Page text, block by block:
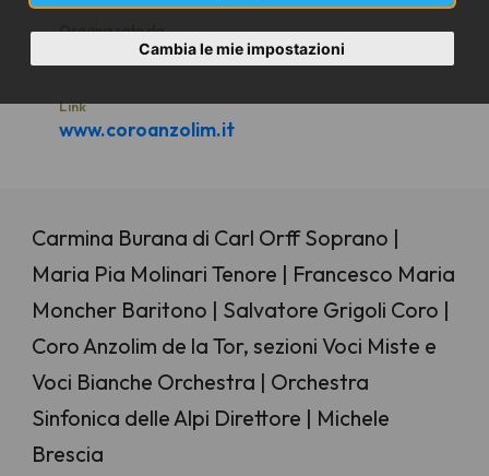
Cambia le mie impostazioni
Organizzato da
Coro Anzolim de la Tor - Voci Bianche
Link
www.coroanzolim.it
Carmina Burana di Carl Orff Soprano |
Maria Pia Molinari Tenore | Francesco Maria
Moncher Baritono | Salvatore Grigoli Coro |
Coro Anzolim de la Tor, sezioni Voci Miste e
Voci Bianche Orchestra | Orchestra
Sinfonica delle Alpi Direttore | Michele
Brescia